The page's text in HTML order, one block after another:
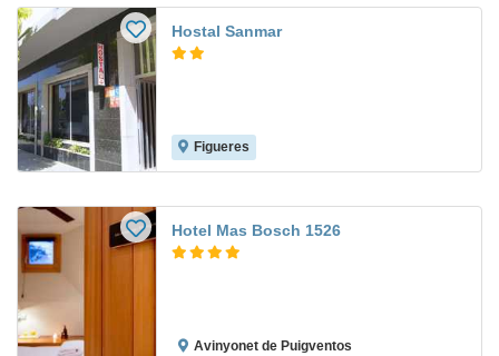
Hostal Sanmar
Figueres
Hotel Mas Bosch 1526
Avinyonet de Puigventos